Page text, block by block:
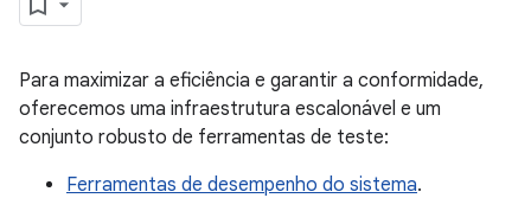
Para maximizar a eficiência e garantir a conformidade,
oferecemos uma infraestrutura escalonável e um
conjunto robusto de ferramentas de teste:
Ferramentas de desempenho do sistema.